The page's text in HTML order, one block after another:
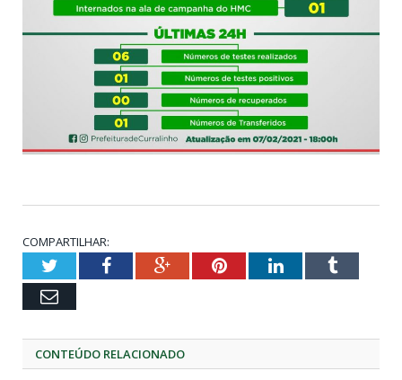
COMPARTILHAR:
TwitterFacebookGoogle+PinterestLinkedInTumblr
Email
CONTEÚDO RELACIONADO